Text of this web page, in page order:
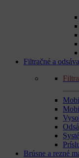
Filtračné a
Brúsne a rezné